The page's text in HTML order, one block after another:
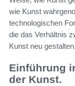
wie Kunst
technologischen
die das Verhältnis
Kunst neu gestalten.
Einführung
der Kunst.